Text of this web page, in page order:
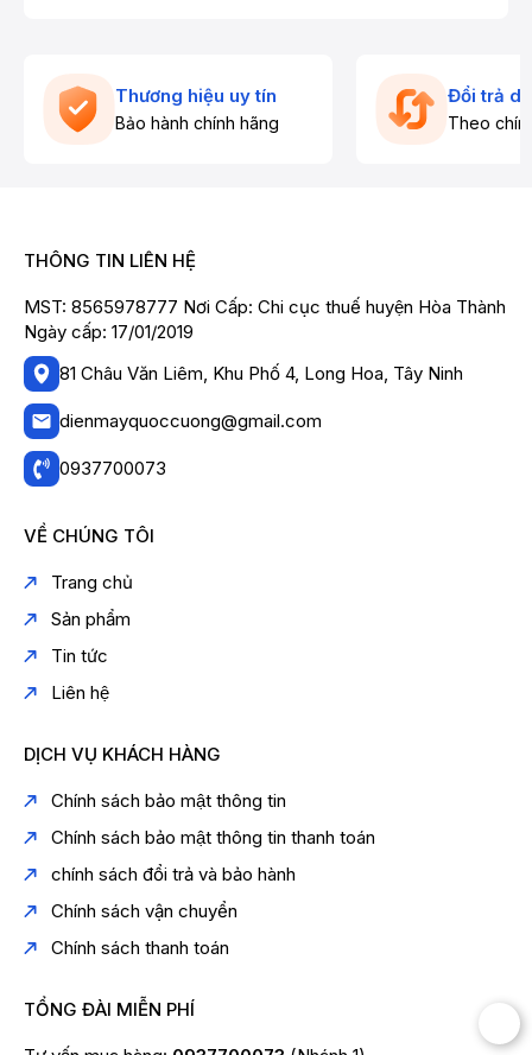
Thương hiệu uy tín
Bảo hành chính hãng
Đổi trả
Theo
THÔNG TIN LIÊN HỆ
MST: 8565978777 Nơi Cấp: Chi cục thuế huyện Hòa Thành
Ngày cấp: 17/01/2019
81 Châu Văn Liêm, Khu Phố 4, Long Hoa, Tây Ninh
dienmayquoccuong@gmail.com
0937700073
VỀ CHÚNG TÔI
Trang chủ
Sản phẩm
Tin tức
Liên hệ
DỊCH VỤ KHÁCH HÀNG
Chính sách bảo mật thông tin
Chính sách bảo mật thông tin thanh toán
chính sách đổi trả và bảo hành
Chính sách vận chuyển
Chính sách thanh toán
TỔNG ĐÀI MIỄN PHÍ